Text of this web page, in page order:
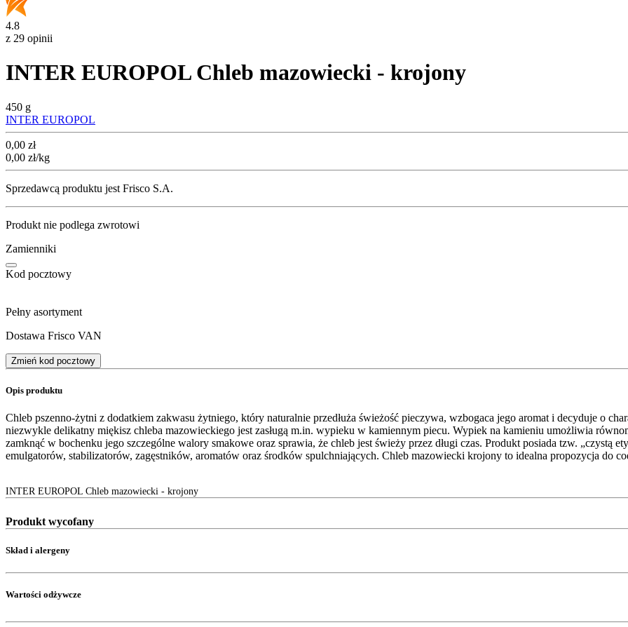
4.8
z 29 opinii
INTER EUROPOL Chleb mazowiecki - krojony
450 g
INTER EUROPOL
Cena
0,00 zł
0,00 zł/kg
Sprzedawcą produktu jest Frisco S.A.
Produkt nie podlega zwrotowi
Zamienniki
Kod pocztowy
Pełny asortyment
Dostawa Frisco VAN
Zmień kod pocztowy
Opis produktu
Chleb pszenno-żytni z dodatkiem zakwasu żytniego, który naturalnie przedłuża świeżość pieczywa, wzbogaca jego aromat i decyduje o
niezwykle delikatny miękisz chleba mazowieckiego jest zasługą m.in. wypieku w kamiennym piecu. Wypiek na kamieniu umożliwia
zamknąć w bochenku jego szczególne walory smakowe oraz sprawia, że chleb jest świeży przez długi czas. Produkt posiada tzw. „czystą
emulgatorów, stabilizatorów, zagęstników, aromatów oraz środków spulchniających. Chleb mazowiecki krojony to idealna propozycja do
INTER EUROPOL Chleb mazowiecki - krojony
Produkt wycofany
Skład i alergeny
Wartości odżywcze